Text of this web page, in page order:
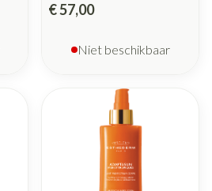
€ 57,00
Niet beschikbaar